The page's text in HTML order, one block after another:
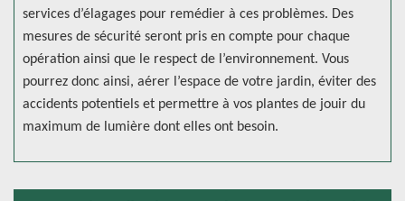
services d’élagages pour remédier à ces problèmes. Des
mesures de sécurité seront pris en compte pour chaque
opération ainsi que le respect de l’environnement. Vous
pourrez donc ainsi, aérer l’espace de votre jardin, éviter des
accidents potentiels et permettre à vos plantes de jouir du
maximum de lumière dont elles ont besoin.